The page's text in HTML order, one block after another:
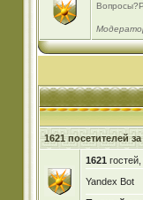
1621 посетителей
1621 гостей,
Yandex Bot